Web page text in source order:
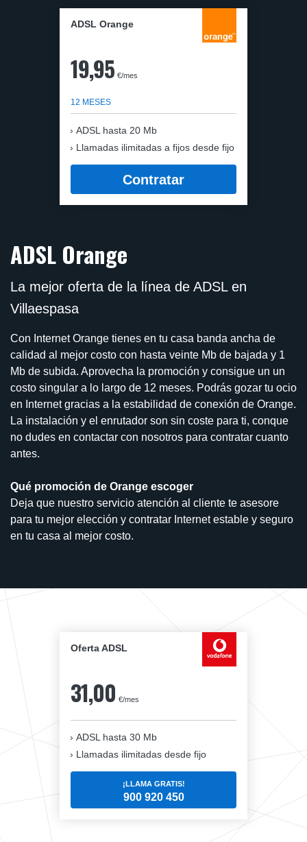
ADSL Orange
19,95 €/mes
12 MESES
ADSL hasta 20 Mb
Llamadas ilimitadas a fijos desde fijo
Contratar
ADSL Orange
La mejor oferta de la línea de ADSL en
Villaespasa
Con Internet Orange tienes en tu casa banda ancha de
calidad al mejor costo con hasta veinte Mb de bajada y 1
Mb de subida. Aprovecha la promoción y consigue un un
costo singular a lo largo de 12 meses. Podrás gozar tu ocio
en Internet gracias a la estabilidad de conexión de Orange.
La instalación y el enrutador son sin coste para ti, conque
no dudes en contactar con nosotros para contratar cuanto
antes.
Qué promoción de Orange escoger
Deja que nuestro servicio atención al cliente te asesore
para tu mejor elección y contratar Internet estable y seguro
en tu casa al mejor costo.
Oferta ADSL
31,00 €/mes
ADSL hasta 30 Mb
Llamadas ilimitadas desde fijo
¡LLAMA GRATIS!
900 920 450